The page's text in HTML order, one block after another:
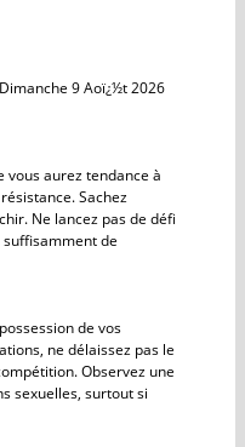
9 Aoï¿½t 2026
vous aurez tendance à
Sachez
Ne lancez pas de défi
de
de vos
ne délaissez pas le
Observez une
sexuelles, surtout si